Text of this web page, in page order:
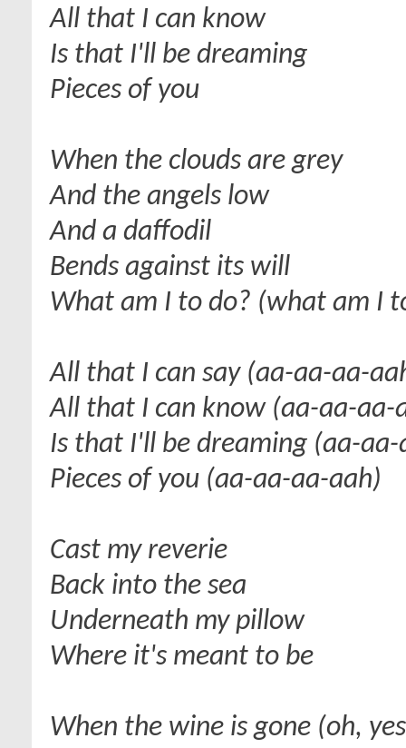
All that I can know
Is that I'll be dreaming
Pieces of you
When the clouds are grey
And the angels low
And a daffodil
Bends against its will
What am I to do? (what am I
All that I can say (aa-aa-aa-
All that I can know (aa-aa-aa-
Is that I'll be dreaming (aa-aa-
Pieces of you (aa-aa-aa-aah)
Cast my reverie
Back into the sea
Underneath my pillow
Where it's meant to be
When the wine is gone (oh,